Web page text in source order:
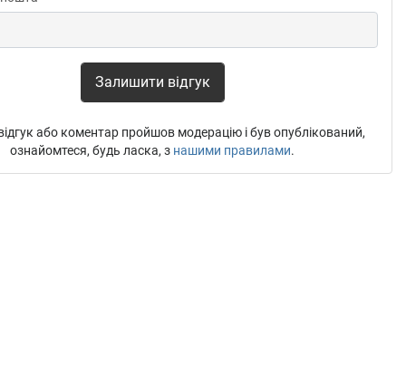
Залишити відгук
або коментар пройшов модерацію і був опублікований,
ознайомтеся, будь ласка, з нашими правилами.